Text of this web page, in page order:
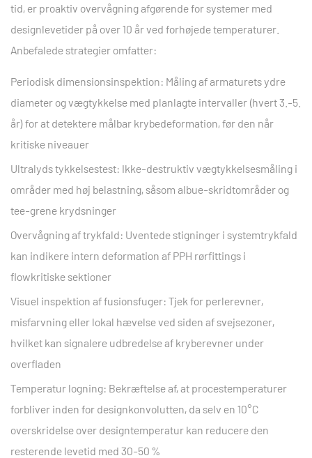
tid, er proaktiv overvågning afgørende for systemer med
designlevetider på over 10 år ved forhøjede temperaturer.
Anbefalede strategier omfatter:
Periodisk dimensionsinspektion: Måling af armaturets ydre
diameter og vægtykkelse med planlagte intervaller (hvert 3.-5.
år) for at detektere målbar krybedeformation, før den når
kritiske niveauer
Ultralyds tykkelsestest: Ikke-destruktiv vægtykkelsesmåling i
områder med høj belastning, såsom albue-skridtområder og
tee-grene krydsninger
Overvågning af trykfald: Uventede stigninger i systemtrykfald
kan indikere intern deformation af PPH rørfittings i
flowkritiske sektioner
Visuel inspektion af fusionsfuger: Tjek for perlerevner,
misfarvning eller lokal hævelse ved siden af svejsezoner,
hvilket kan signalere udbredelse af kryberevner under
overfladen
Temperatur logning: Bekræftelse af, at procestemperaturer
forbliver inden for designkonvolutten, da selv en 10°C
overskridelse over designtemperatur kan reducere den
resterende levetid med 30-50 %